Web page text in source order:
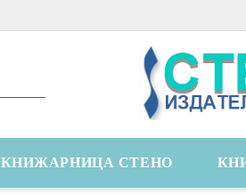
КНИЖАРНИЦА СТЕНО